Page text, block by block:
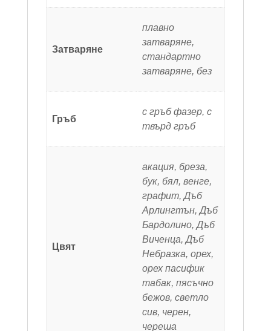
Затваряне
плавно
затваряне,
стандартно
затваряне, без
Гръб
с гръб фазер, с
твърд гръб
Цвят
акация, бреза,
бук, бял, венге,
графит, Дъб
Арлингтън, Дъб
Бардолино, Дъб
Виченца, Дъб
Небразка, орех,
орех пасифик
табак, пясъчно
бежов, светло
сив, черен,
череша